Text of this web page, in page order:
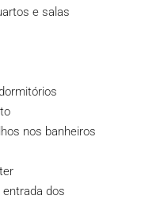
e salas
nos banheiros
entrada dos